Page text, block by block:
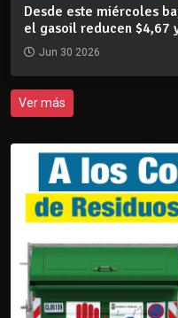
Desde este miércoles
el gasoil reducen $4,67
Jun 30 2026
Ver más